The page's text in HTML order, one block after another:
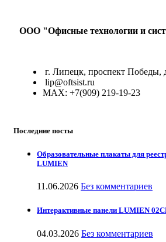
ООО "Офисные технологии и
г. Липецк, проспект Победы,
lip@oftsist.ru
МАХ: +7(909) 219-19-23
Последние посты
Образовательные плакаты для
LUMIEN
11.06.2026 Без комментариев
Интерактивные панели LUMIEN
04.03.2026 Без комментариев